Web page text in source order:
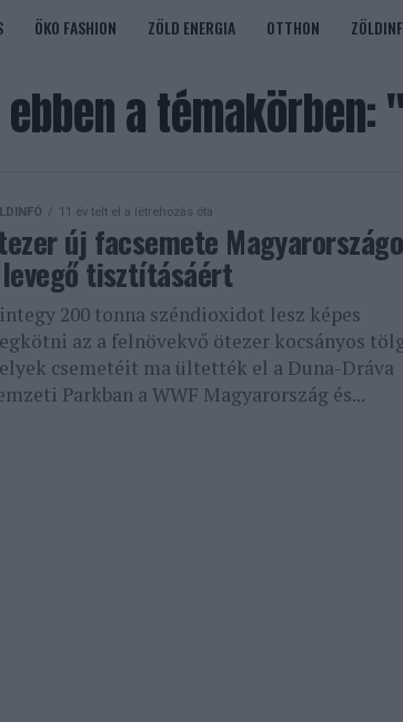
ÖKO FASHION ZÖLD ENERGIA OTTHON
a
11 év telt el a létrehozás óta
új facsemete
tisztításáért
200 tonna széndioxidot lesz képes
az a felnövekvő ötezer kocsányos
csemetéit ma ültették el a Duna-Dráva
Parkban a WWF Magyarország és...